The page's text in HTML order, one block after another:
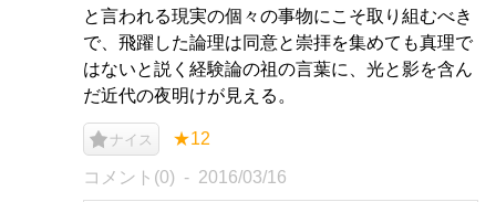
と言われる現実の個々の事物にこそ取り組むべき
で、飛躍した論理は同意と崇拝を集めても真理で
はないと説く経験論の祖の言葉に、光と影を含ん
だ近代の夜明けが見える。
ナイス ★12
コメント(0) 2016/03/16